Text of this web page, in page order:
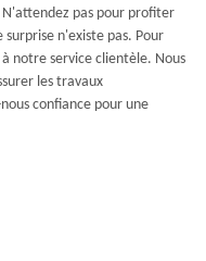
pas pour profiter
surprise n'existe pas. Pour
notre service clientèle. Nous
les travaux
confiance pour une